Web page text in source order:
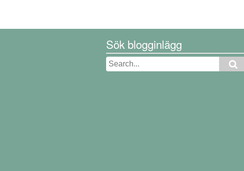
Sök blogginlägg